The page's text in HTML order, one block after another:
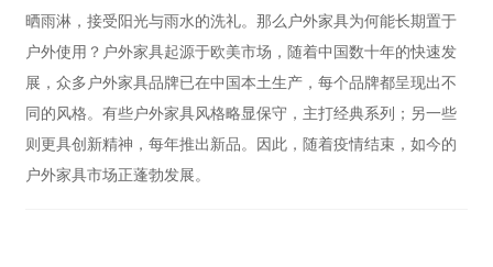
晒雨淋，接受阳光与雨水的洗礼。那么户外家具为何能长期置于
户外使用？户外家具起源于欧美市场，随着中国数十年的快速发
展，众多户外家具品牌已在中国本土生产，每个品牌都呈现出不
同的风格。有些户外家具风格略显保守，主打经典系列；另一些
则更具创新精神，每年推出新品。因此，随着疫情结束，如今的
户外家具市场正蓬勃发展。